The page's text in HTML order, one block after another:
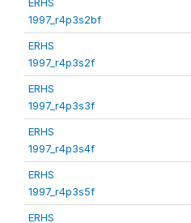
1997_r4p3s2bf
ERHS
1997_r4p3s2f
ERHS
1997_r4p3s3f
ERHS
1997_r4p3s4f
ERHS
1997_r4p3s5f
ERHS